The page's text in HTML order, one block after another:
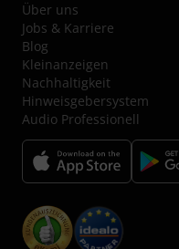
Über uns
Jobs & Karriere
Blog
Kleinanzeigen
Nachhaltigkeit
Hinweisgebersystem
Audio Professionell